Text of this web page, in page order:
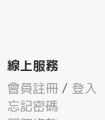
線上服務
會員註冊 / 登入
忘記密碼